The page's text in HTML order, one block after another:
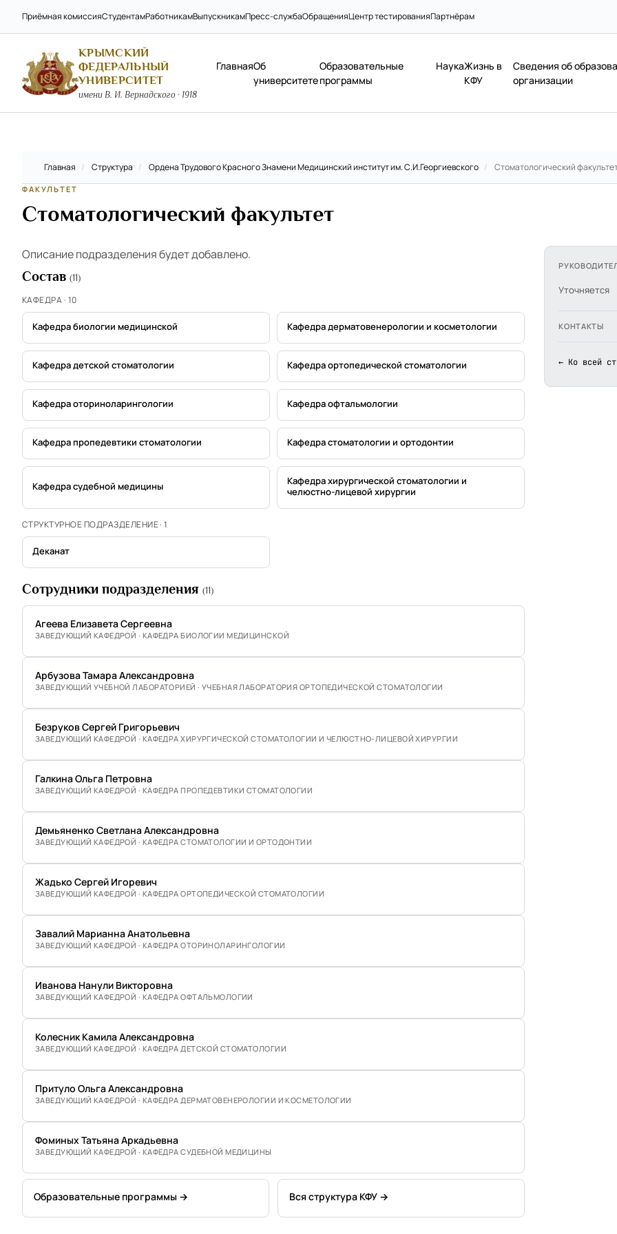
Приёмная комиссияСтудентамРаботникамВыпускникамПресс-службаОбращенияЦентр тестированияПартнёрам
КРЫМСКИЙ
ФЕДЕРАЛЬНЫЙ
УНИВЕРСИТЕТ
имени В. И. Вернадского · 1918
ГлавнаяОб
университете
Образовательные
программы
НаукаЖизнь в
КФУ
Сведения об
организации
Главная / Структура / Ордена Трудового Красного Знамени Медицинский институт им. С.И.Георгиевского / Стоматологический
ФАКУЛЬТЕТ
Стоматологический факультет
Описание подразделения будет добавлено.
Состав (11)
КАФЕДРА · 10
Кафедра биологии медицинской Кафедра дерматовенерологии и косметологии
Кафедра детской стоматологии Кафедра ортопедической стоматологии
Кафедра оториноларингологии Кафедра офтальмологии
Кафедра пропедевтики стоматологии Кафедра стоматологии и ортодонтии
Кафедра судебной медицины
Кафедра хирургической стоматологии и
челюстно-лицевой хирургии
СТРУКТУРНОЕ ПОДРАЗДЕЛЕНИЕ · 1
Деканат
Сотрудники подразделения (11)
Агеева Елизавета Сергеевна
ЗАВЕДУЮЩИЙ КАФЕДРОЙ · КАФЕДРА БИОЛОГИИ МЕДИЦИНСКОЙ
Арбузова Тамара Александровна
ЗАВЕДУЮЩИЙ УЧЕБНОЙ ЛАБОРАТОРИЕЙ · УЧЕБНАЯ ЛАБОРАТОРИЯ ОРТОПЕДИЧЕСКОЙ СТОМАТОЛОГИИ
Безруков Сергей Григорьевич
ЗАВЕДУЮЩИЙ КАФЕДРОЙ · КАФЕДРА ХИРУРГИЧЕСКОЙ СТОМАТОЛОГИИ И ЧЕЛЮСТНО-ЛИЦЕВОЙ ХИРУРГИИ
Галкина Ольга Петровна
ЗАВЕДУЮЩИЙ КАФЕДРОЙ · КАФЕДРА ПРОПЕДЕВТИКИ СТОМАТОЛОГИИ
Демьяненко Светлана Александровна
ЗАВЕДУЮЩИЙ КАФЕДРОЙ · КАФЕДРА СТОМАТОЛОГИИ И ОРТОДОНТИИ
Жадько Сергей Игоревич
ЗАВЕДУЮЩИЙ КАФЕДРОЙ · КАФЕДРА ОРТОПЕДИЧЕСКОЙ СТОМАТОЛОГИИ
Завалий Марианна Анатольевна
ЗАВЕДУЮЩИЙ КАФЕДРОЙ · КАФЕДРА ОТОРИНОЛАРИНГОЛОГИИ
Иванова Нанули Викторовна
ЗАВЕДУЮЩИЙ КАФЕДРОЙ · КАФЕДРА ОФТАЛЬМОЛОГИИ
Колесник Камила Александровна
ЗАВЕДУЮЩИЙ КАФЕДРОЙ · КАФЕДРА ДЕТСКОЙ СТОМАТОЛОГИИ
Притуло Ольга Александровна
ЗАВЕДУЮЩИЙ КАФЕДРОЙ · КАФЕДРА ДЕРМАТОВЕНЕРОЛОГИИ И КОСМЕТОЛОГИИ
Фоминых Татьяна Аркадьевна
ЗАВЕДУЮЩИЙ КАФЕДРОЙ · КАФЕДРА СУДЕБНОЙ МЕДИЦИНЫ
Образовательные программы → Вся структура КФУ →
Уточняется
КОНТАКТЫ
← Ко всей